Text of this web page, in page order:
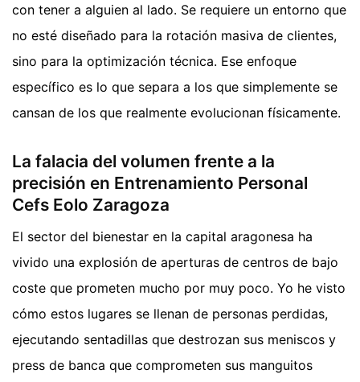
con tener a alguien al lado. Se requiere un entorno que
no esté diseñado para la rotación masiva de clientes,
sino para la optimización técnica. Ese enfoque
específico es lo que separa a los que simplemente se
cansan de los que realmente evolucionan físicamente.
La falacia del volumen frente a la
precisión en Entrenamiento Personal
Cefs Eolo Zaragoza
El sector del bienestar en la capital aragonesa ha
vivido una explosión de aperturas de centros de bajo
coste que prometen mucho por muy poco. Yo he visto
cómo estos lugares se llenan de personas perdidas,
ejecutando sentadillas que destrozan sus meniscos y
press de banca que comprometen sus manguitos